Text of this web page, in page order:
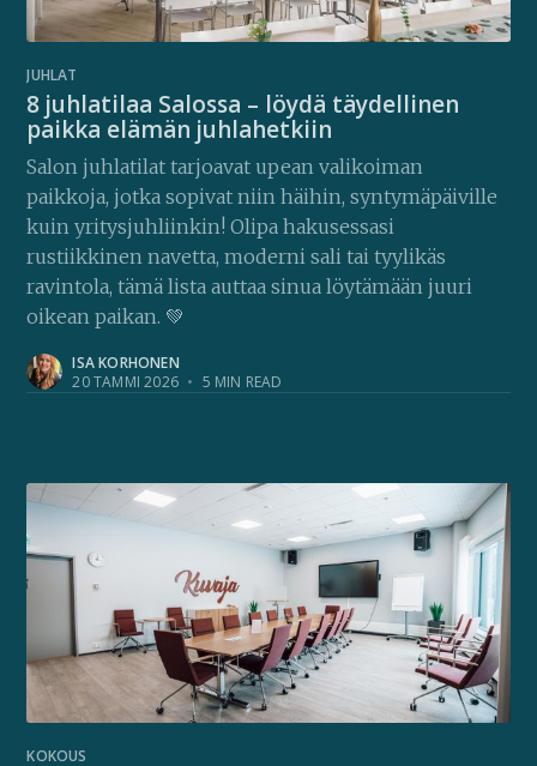
JUHLAT
8 juhlatilaa Salossa – löydä täydellinen
paikka elämän juhlahetkiin
Salon juhlatilat tarjoavat upean valikoiman
paikkoja, jotka sopivat niin häihin, syntymäpäiville
kuin yritysjuhliinkin! Olipa hakusessasi
rustiikkinen navetta, moderni sali tai tyylikäs
ravintola, tämä lista auttaa sinua löytämään juuri
oikean paikan. 💚
ISA KORHONEN
20 TAMMI 2026 • 5 MIN READ
KOKOUS